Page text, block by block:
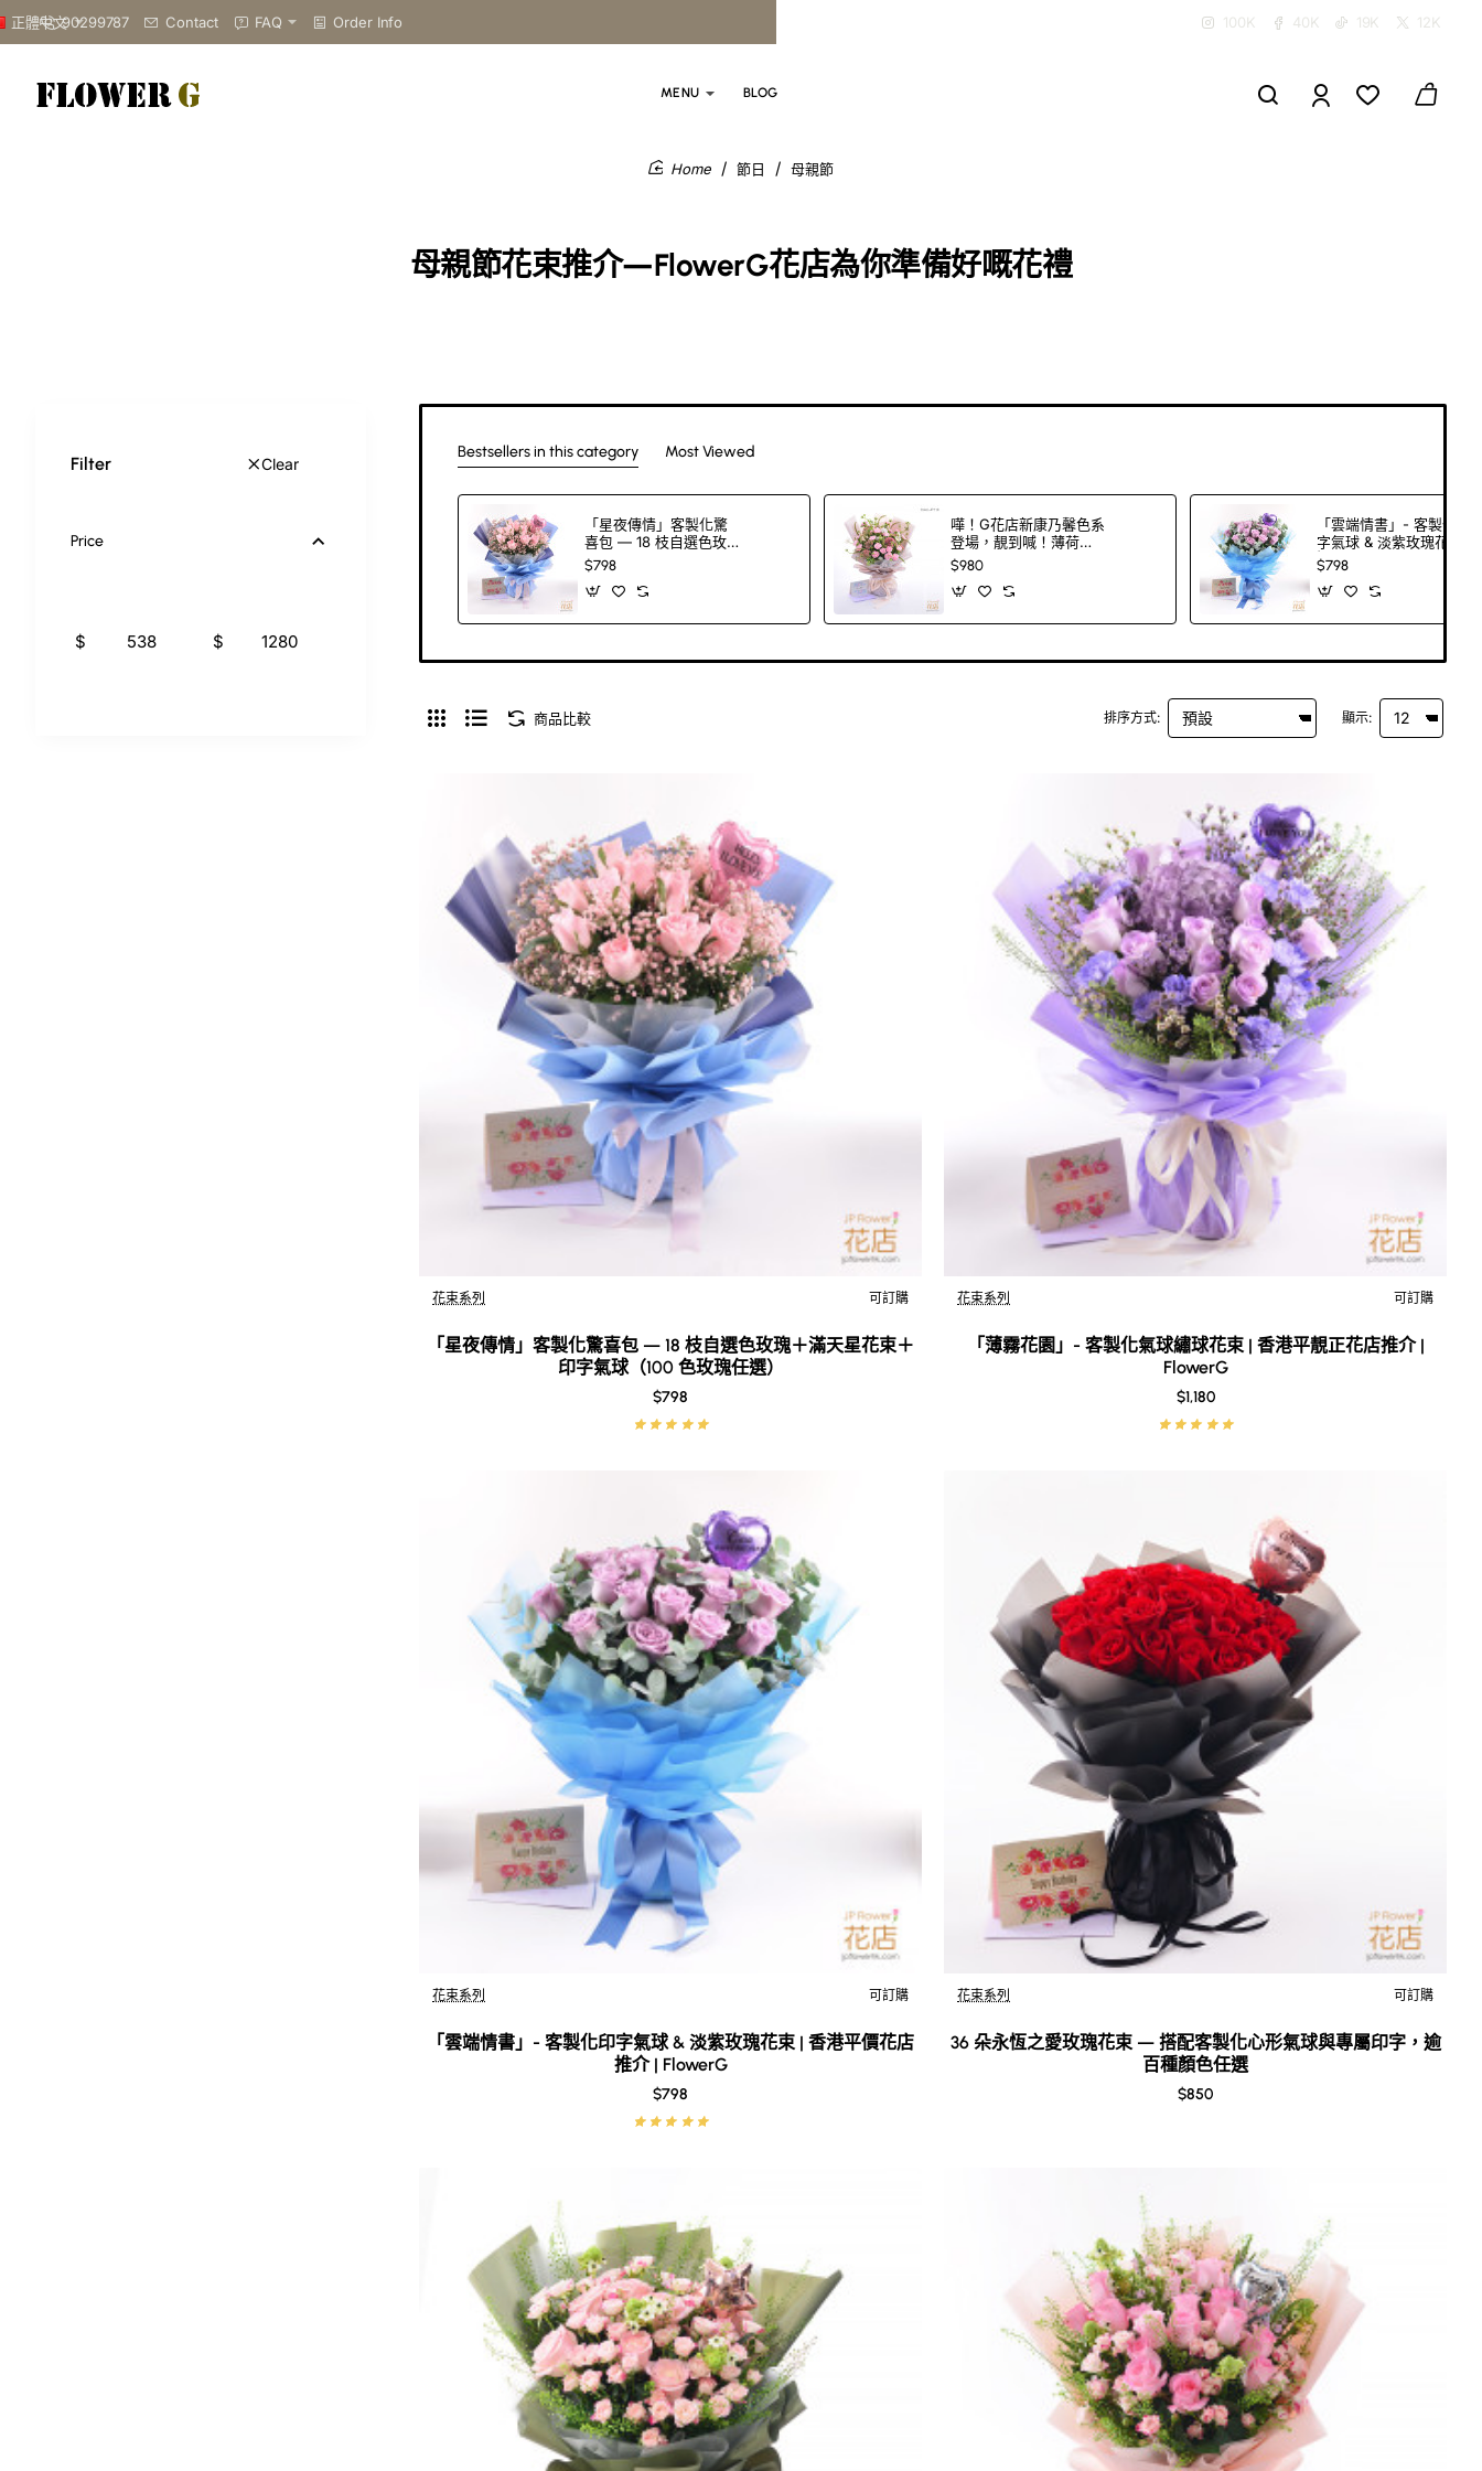
90299787 Contact FAQ Order Info
正體中文 100K 40K 19K 12K
MENU BLOG
母親節花束推介—FlowerG花店為你準備好嘅花禮
節日 母親節
Filter Clear
Price
$ $
Bestsellers in this category Most Viewed
「星夜傳情」客製化驚
喜包 — 18 枝自選色玫
瑰＋滿天星花束＋印字
氣球（100 色玫瑰任
選）
$798
嘩！G花店新康乃馨色系
登場，靚到喊！薄荷
綠、桔紅、皇妃…任你
揀！(18枝新康乃馨色+2
款不指定襯花/草)
$980
「雲端情書」- 客製化印
字氣球 & 淡紫玫瑰花束
| 香港平價花店推介 |
FlowerG
$798
商品比較 排序方式: 顯示:
New
🔥 暢銷產品
花束系列 可訂購
「星夜傳情」客製化驚喜包 — 18 枝自選色玫瑰＋滿天星花束＋
印字氣球（100 色玫瑰任選）
$798
New
花束系列 可訂購
「薄霧花園」- 客製化氣球繡球花束 | 香港平靚正花店推介 |
FlowerG
$1,180
New
花束系列 可訂購
「雲端情書」- 客製化印字氣球 & 淡紫玫瑰花束 | 香港平價花店
推介 | FlowerG
$798
New
花束系列 可訂購
36 朵永恆之愛玫瑰花束 — 搭配客製化心形氣球與專屬印字，逾
百種顏色任選
$850